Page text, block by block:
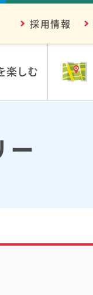
楽しむ
採用情報